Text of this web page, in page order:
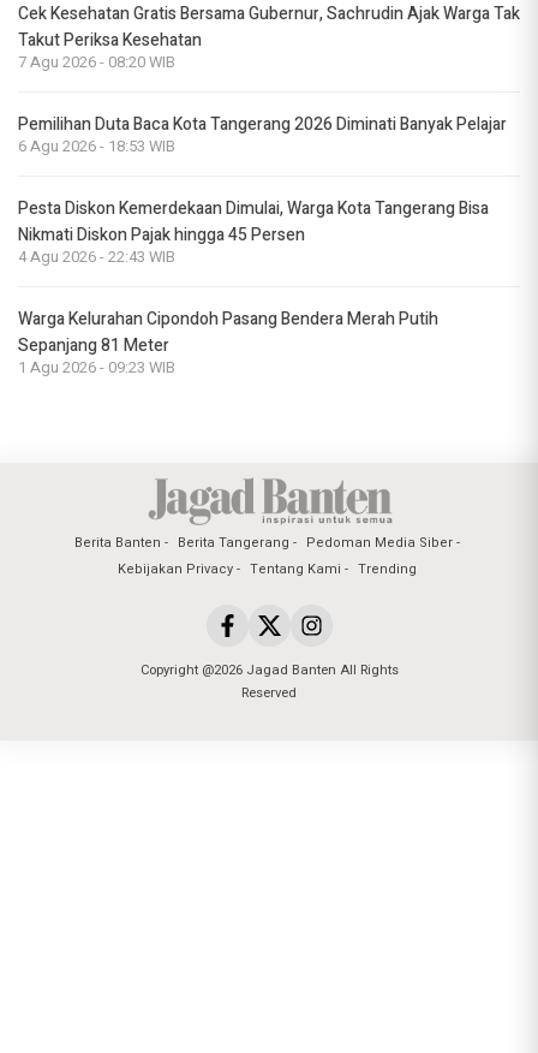
Cek Kesehatan Gratis Bersama Gubernur, Sachrudin Ajak Warga Tak
Takut Periksa Kesehatan
7 Agu 2026 - 08:20 WIB
Pemilihan Duta Baca Kota Tangerang 2026 Diminati Banyak Pelajar
6 Agu 2026 - 18:53 WIB
Pesta Diskon Kemerdekaan Dimulai, Warga Kota Tangerang Bisa
Nikmati Diskon Pajak hingga 45 Persen
4 Agu 2026 - 22:43 WIB
Warga Kelurahan Cipondoh Pasang Bendera Merah Putih
Sepanjang 81 Meter
1 Agu 2026 - 09:23 WIB
Berita Banten Berita Tangerang
Pedoman Media Siber
Kebijakan Privacy
Tentang Kami Trending
Copyright @2026 Jagad Banten All Rights
Reserved